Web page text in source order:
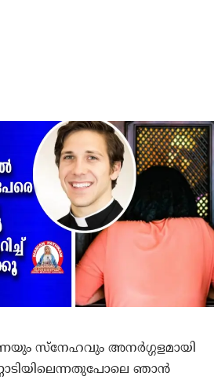
സ്‌നേഹവും അനര്‍ഗ്ഗളമായി
ഞാന്‍